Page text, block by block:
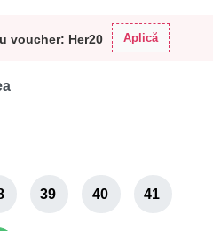
voucher: Her20 Aplică
39 40 41